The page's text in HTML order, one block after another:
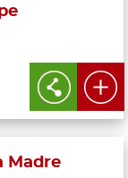
Madre